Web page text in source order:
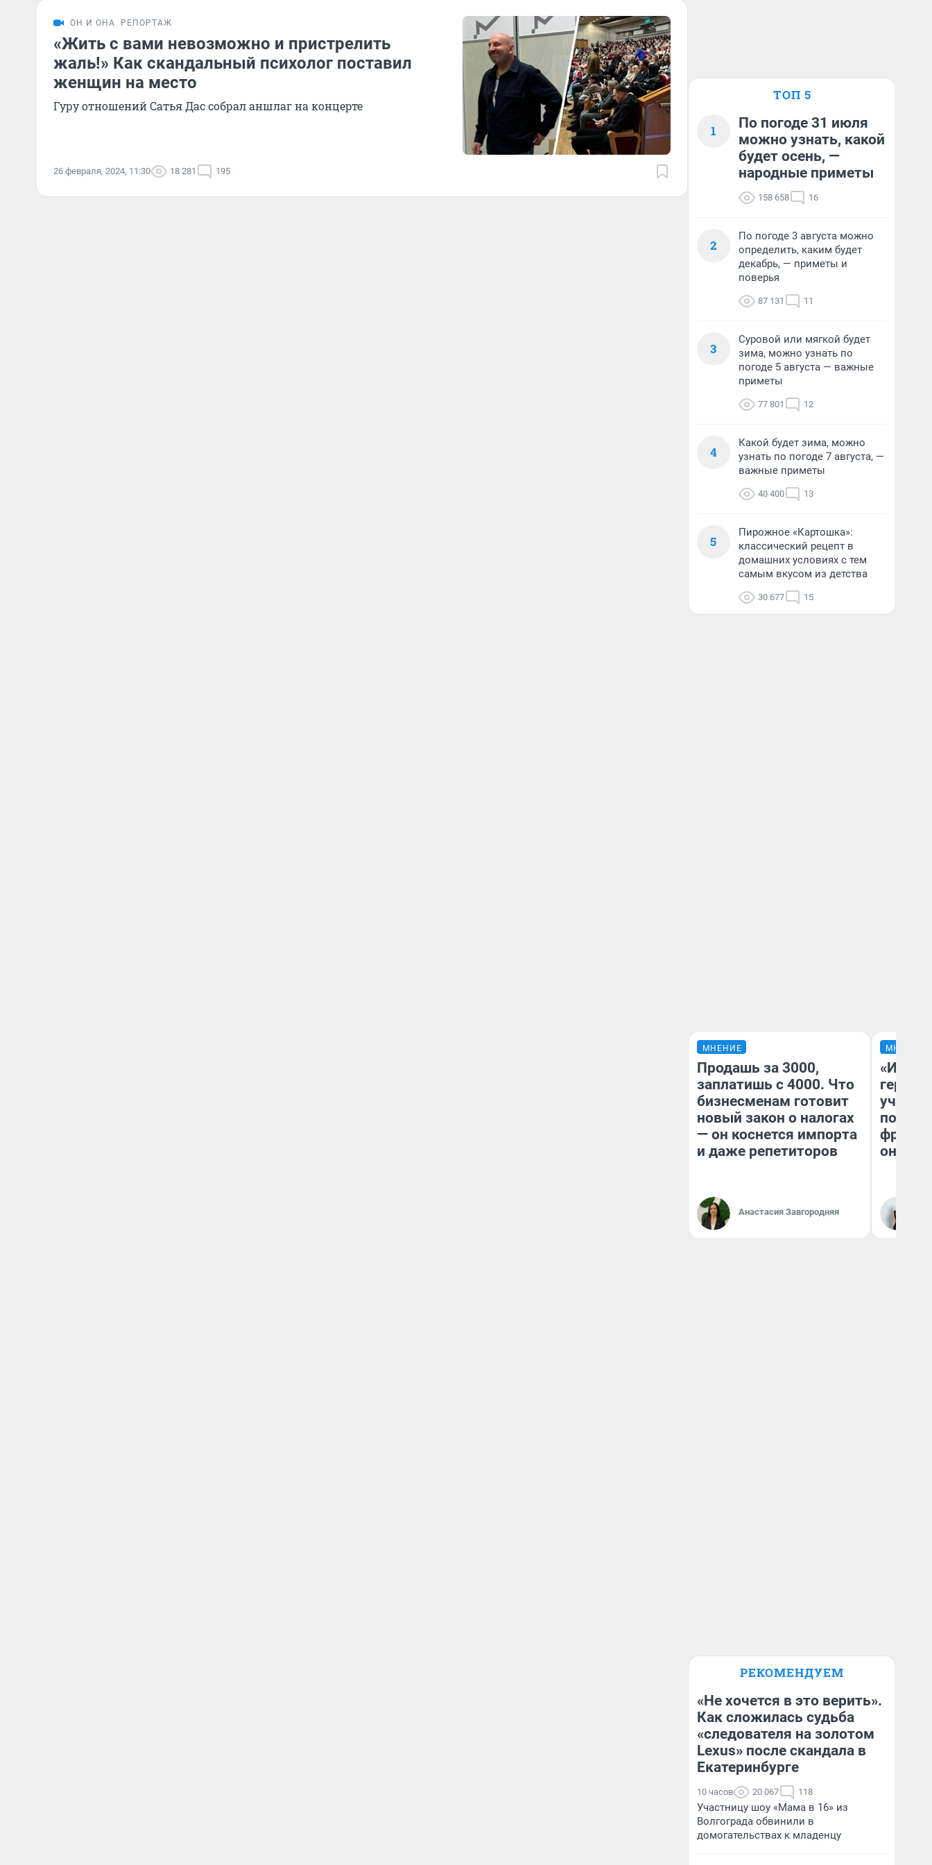
ОН И ОНА РЕПОРТАЖ
«Жить с вами невозможно и пристрелить
жаль!» Как скандальный психолог поставил
женщин на место
Гуру отношений Сатья Дас собрал аншлаг на концерте
26 февраля, 2024, 11:30 18 281 195
ТОП 5
1
По погоде 31 июля
можно узнать, какой
будет осень, —
народные приметы
158 658 16
2
По погоде 3 августа можно
определить, каким будет
декабрь, — приметы и
поверья
87 131 11
3
Суровой или мягкой будет
зима, можно узнать по
погоде 5 августа — важные
приметы
77 801 12
4
Какой будет зима, можно
узнать по погоде 7 августа, —
важные приметы
40 400 13
5
Пирожное «Картошка»:
классический рецепт в
домашних условиях с тем
самым вкусом из детства
30 677 15
МНЕНИЕ
Продашь за 3000,
заплатишь с 4000. Что
бизнесменам готовит
новый закон о налогах
— он коснется импорта
и даже репетиторов
Анастасия Завгородняя
МНЕНИЕ
герои
учит
она
РЕКОМЕНДУЕМ
«Не хочется в это верить».
Как сложилась судьба
«следователя на золотом
Lexus» после скандала в
Екатеринбурге
10 часов 20 067 118
Участницу шоу «Мама в 16» из
Волгограда обвинили в
домогательствах к младенцу